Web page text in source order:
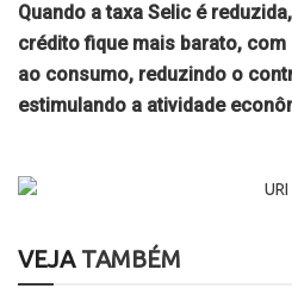
Quando a taxa Selic é
crédito fique mais barato,
ao consumo, reduzindo o
estimulando a atividade
VEJATAMBÉM